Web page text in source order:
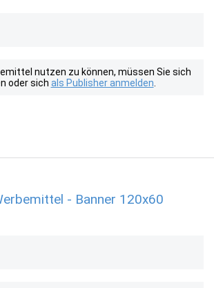
nutzen zu können, müssen Sie sich
oder sich als Publisher anmelden
- Banner 120x60